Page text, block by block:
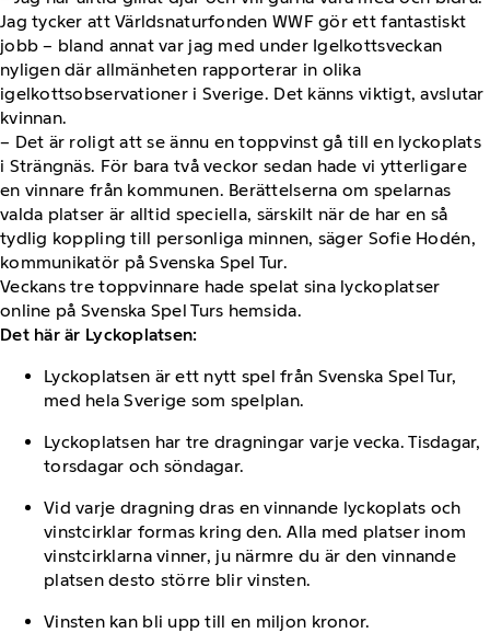
Jag tycker att Världsnaturfonden WWF gör ett fantastiskt
jobb – bland annat var jag med under Igelkottsveckan
nyligen där allmänheten rapporterar in olika
igelkottsobservationer i Sverige. Det känns viktigt, avslutar
kvinnan.
– Det är roligt att se ännu en toppvinst gå till en lyckoplats
i Strängnäs. För bara två veckor sedan hade vi ytterligare
en vinnare från kommunen. Berättelserna om spelarnas
valda platser är alltid speciella, särskilt när de har en så
tydlig koppling till personliga minnen, säger Sofie Hodén,
kommunikatör på Svenska Spel Tur.
Veckans tre toppvinnare hade spelat sina lyckoplatser
online på Svenska Spel Turs hemsida.
Det här är Lyckoplatsen:
Lyckoplatsen är ett nytt spel från Svenska Spel Tur,
med hela Sverige som spelplan.
Lyckoplatsen har tre dragningar varje vecka. Tisdagar,
torsdagar och söndagar.
Vid varje dragning dras en vinnande lyckoplats och
vinstcirklar formas kring den. Alla med platser inom
vinstcirklarna vinner, ju närmre du är den vinnande
platsen desto större blir vinsten.
Vinsten kan bli upp till en miljon kronor.